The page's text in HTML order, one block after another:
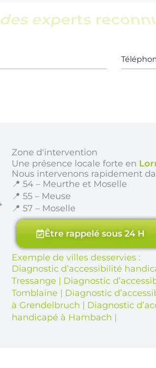
une équipe locale
Zone d'intervention
Une présence locale forte en
Nous intervenons rapidement
📍 54 – Meurthe et Moselle
📍 55 – Meuse
📍 57 – Moselle
Être rappelé sous 24 H
Exemple de villes desservies :
Diagnostic d’accessibilité
Tressange | Diagnostic
Tomblaine | Diagnostic
à Grendelbruch | Diagnostic
handicapé à Hambach |